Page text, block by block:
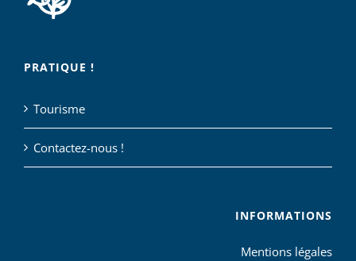
PRATIQUE !
Tourisme
Contactez-nous !
INFORMATIONS
Mentions légales